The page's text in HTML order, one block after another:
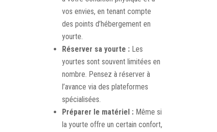
vos envies, en tenant compte
des points d’hébergement en
yourte.
Réserver sa yourte : Les
yourtes sont souvent limitées en
nombre. Pensez à réserver à
l’avance via des plateformes
spécialisées.
Préparer le matériel : Même si
la yourte offre un certain confort,